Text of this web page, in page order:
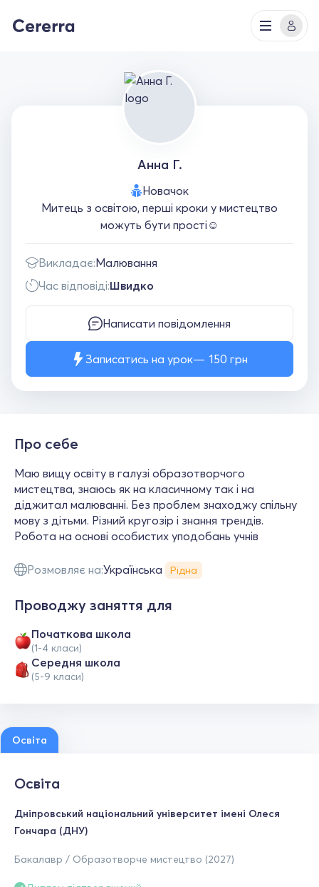
Анна Г.
Новачок
Митець з освітою, перші кроки у мистецтво
можуть бути прості☺️
Викладає:Малювання
Час відповіді:Швидко
Написати повідомлення
Записатись на урок 150 грн
Про себе
Маю вищу освіту в галузі образотворчого
мистецтва, знаюсь як на класичному так і на
діджитал малюванні. Без проблем знаходжу спільну
мову з дітьми. Різний кругозір і знання трендів.
Робота на основі особистих уподобань учнів
Розмовляє на:Українська Рідна
Проводжу заняття для
Початкова школа
(1-4 класи)
Середня школа
(5-9 класи)
Освіта
Освіта
Дніпровський національний університет імені Олеся
Гончара (ДНУ)
Бакалавр / Образотворче мистецтво (2027)